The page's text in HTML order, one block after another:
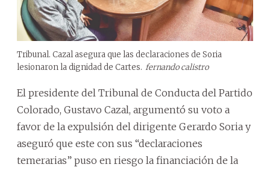
Tribunal. Cazal asegura que las declaraciones de Soria
lesionaron la dignidad de Cartes. fernando calistro
El presidente del Tribunal de Conducta del Partido
Colorado, Gustavo Cazal, argumentó su voto a
favor de la expulsión del dirigente Gerardo Soria y
aseguró que este con sus “declaraciones
temerarias” puso en riesgo la financiación de la